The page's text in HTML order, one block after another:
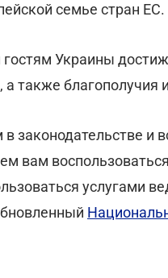
семье стран ЕС.
Украины
а также благополучия
и
вам воспользоваться
услугами